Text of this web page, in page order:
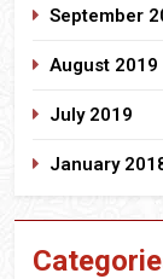
September
August 2019
July 2019
January